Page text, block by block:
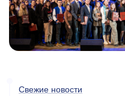
Свежие новости